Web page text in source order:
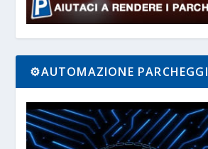
⚙️AUTOMAZIONE PARCHEGGI